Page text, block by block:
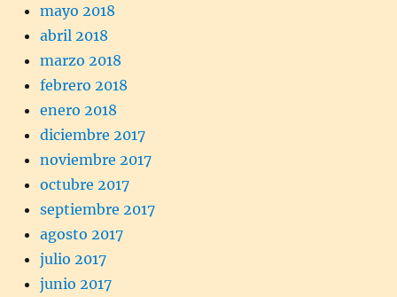
mayo 2018
abril 2018
marzo 2018
febrero 2018
enero 2018
diciembre 2017
noviembre 2017
octubre 2017
septiembre 2017
agosto 2017
julio 2017
junio 2017